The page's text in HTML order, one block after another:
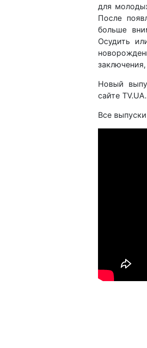
для
После
больше
Осудить
Новый
сайте TV.UA.
Все